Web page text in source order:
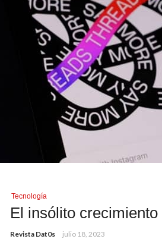
Tecnología
El insólito
Revista Dat0s julio 18, 2023